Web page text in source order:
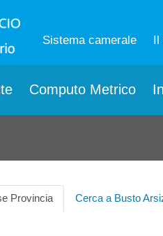
Sistema camerale Il
Computo Metrico
Provincia Cerca a Busto